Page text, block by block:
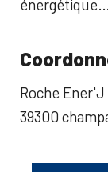
Roche Ener'J
39300